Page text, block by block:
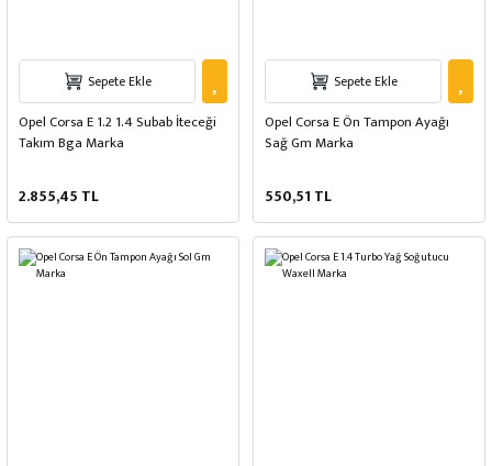
Sepete Ekle
Opel Corsa E 1.2 1.4 Subab İteceği
Takım Bga Marka
2.855,45 TL
Sepete Ekle
Opel Corsa E Ön Tampon Ayağı
Sağ Gm Marka
550,51 TL